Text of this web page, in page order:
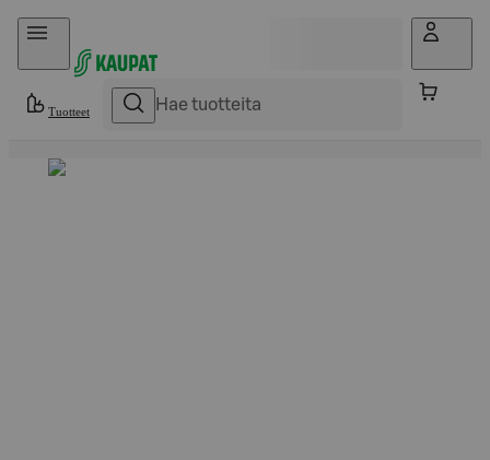
Hyppää sisältöön
Tuotteet